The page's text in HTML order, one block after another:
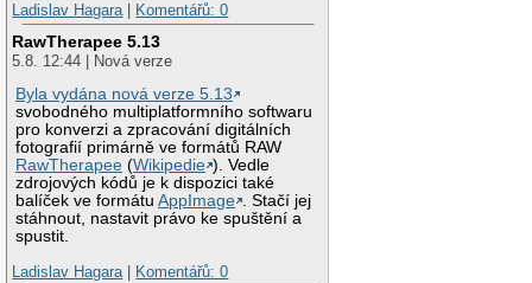
Ladislav Hagara| Komentářů: 0
RawTherapee 5.13
5.8. 12:44 | Nová verze
Byla vydána nová verze 5.13
svobodného multiplatformního softwaru
pro konverzi a zpracování digitálních
fotografií primárně ve formátů RAW
RawTherapee (Wikipedie ). Vedle
zdrojových kódů je k dispozici také
balíček ve formátuAppImage . Stačí jej
stáhnout, nastavit právo ke spuštění a
spustit.
Ladislav Hagara| Komentářů: 0